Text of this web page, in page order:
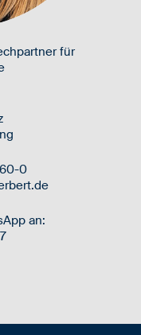
für
0
an: